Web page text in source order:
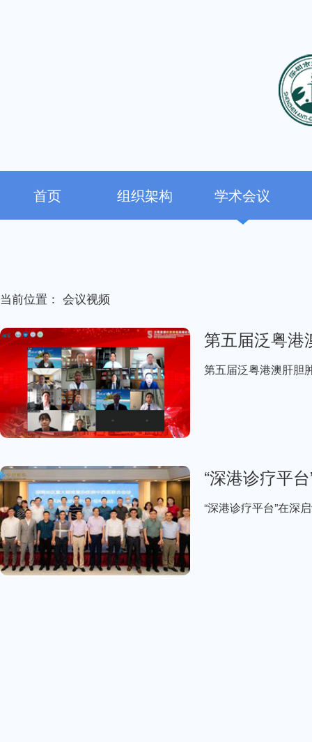
首页 组织架构 学术会议
当前位置： 会议视频
第五届泛粤港
第五届泛粤港澳肝胆
“深港诊疗平
“深港诊疗平台”在深